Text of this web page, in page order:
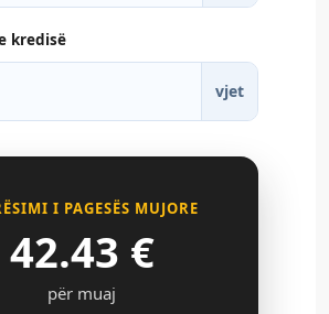
kredisë
vjet
I PAGESËS MUJORE
42.43 €
për muaj